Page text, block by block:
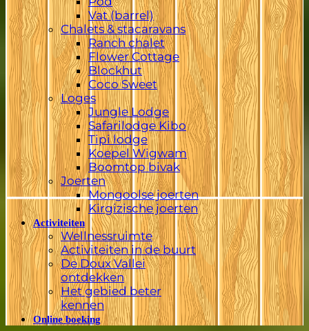
Vat (barrel)
Chalets & stacaravans
Ranch chalet
Flower Cottage
Blockhut
Coco Sweet
Loges
Jungle Lodge
Safarilodge Kibo
Tipi lodge
Koepel Wigwam
Boomtop bivak
Joerten
Mongoolse joerten
Kirgizische joerten
Activiteiten
Wellnessruimte
Activiteiten in de buurt
De Doux Vallei
ontdekken
Het gebied beter
kennen
Online boeking